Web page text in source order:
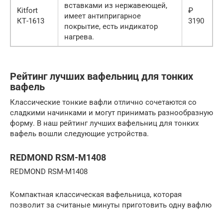
Kitfort
КТ-1613
вставками из нержавеющей,
имеет антипригарное
покрытие, есть индикатор
нагрева.
₽
3190
Рейтинг лучших вафельниц для тонких
вафель
Классические тонкие вафли отлично сочетаются со
сладкими начинками и могут принимать разнообразную
форму. В наш рейтинг лучших вафельниц для тонких
вафель вошли следующие устройства.
REDMOND RSM-M1408
REDMOND RSM-M1408
Компактная классическая вафельница, которая
позволит за считаные минуты приготовить одну вафлю